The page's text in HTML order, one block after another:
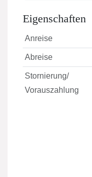
Eigenschaften
Anreise
Abreise
Stornierung/
Vorauszahlung